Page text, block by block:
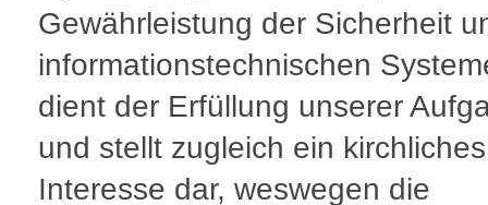
Gewährleistung der Sicherheit
informationstechnischen
dient der Erfüllung unserer
und stellt zugleich ein kirchliches
Interesse dar, weswegen die